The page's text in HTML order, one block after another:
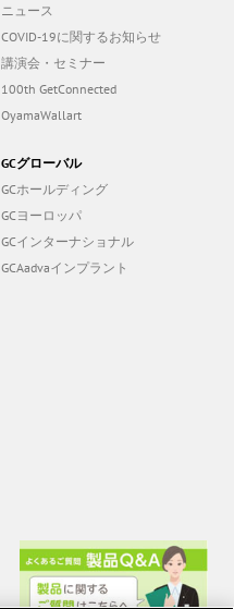
ニュース
COVID-19に関するお知らせ
講演会・セミナー
100th GetConnected
OyamaWallart
GCグローバル
GCホールディング
GCヨーロッパ
GCインターナショナル
GCAadvaインプラント